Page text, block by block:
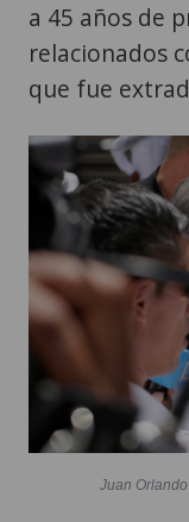
a 45 años de
relacionados
que fue
Juan